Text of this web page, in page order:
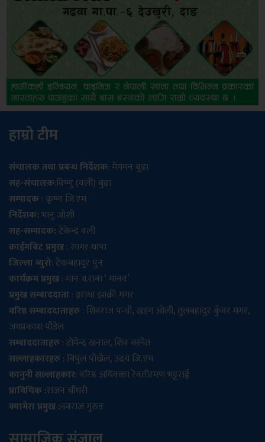
हाम्रो टीम
संचालक तथा प्रबन्ध निर्देशक: मेगमन बुढा
सह-संचालक:विष्णु (वली) बुढा
सम्पादक: कृष्ण जि.एम
निर्देशक:भानु जोशी
सह-सम्पादक:टेकेन्द्र वली
क्राईमबिट प्रमुख: सागर थापा
जिल्ला ब्युरो: टेकबहादुर पुन
कार्यक्रम प्रमुख: मान ब.राना ‘ मानव’
प्रमुख सम्बाददाता: इराधा झाक्री मगर
वरिष्ठ सम्बाददाताहरु: शिवराज पन्थी, खडग ओली, तुलबहादुर कुँवर मगर,
जयप्रकाश पौडेल
सम्बाददाताहरु: टोपेन्द्र खनाल, शिव बस्नेत
सल्लाहकारहरु: बिपुल पोख्रेल, उदय जि.एम
कानुनी सल्लाहकार: वरिष्ठ अधिवक्ता रेवतीरमण भट्टराई
प्राविधिक :राजन चौधरी
क्यामेरा प्रमुख :नवराज गुरुङ